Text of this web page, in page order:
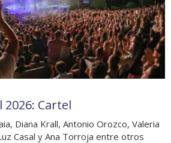
2026: Cartel
Diana Krall, Antonio Orozco, Valeria
Casal y Ana Torroja entre otros